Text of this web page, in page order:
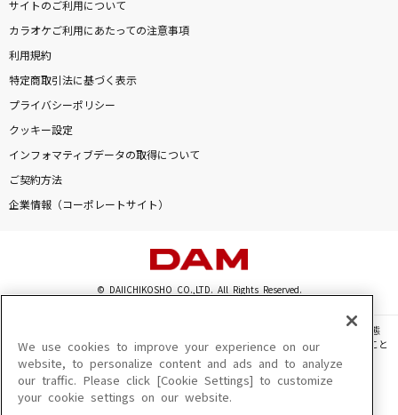
サイトのご利用について
カラオケご利用にあたっての注意事項
利用規約
特定商取引法に基づく表示
プライバシーポリシー
クッキー設定
インフォマティブデータの取得について
ご契約方法
企業情報（コーポレートサイト）
© DAIICHIKOSHO CO.,LTD. All Rights Reserved.
このサイトに掲載されている一切の文章・画像・写真・動画・音声等を、手段や形態
を問わず、著作権法の定める範囲を超えて無断で複製、転載、ファイル化などすること
を禁じます。
楽曲及びコンテンツは、機種によりご利用いただけない場合があります。
楽曲及びコンテンツの配信日、配信内容が変更になる場合があります。
We use cookies to improve your experience on our
website, to personalize content and ads and to analyze
our traffic. Please click [Cookie Settings] to customize
your cookie settings on our website.